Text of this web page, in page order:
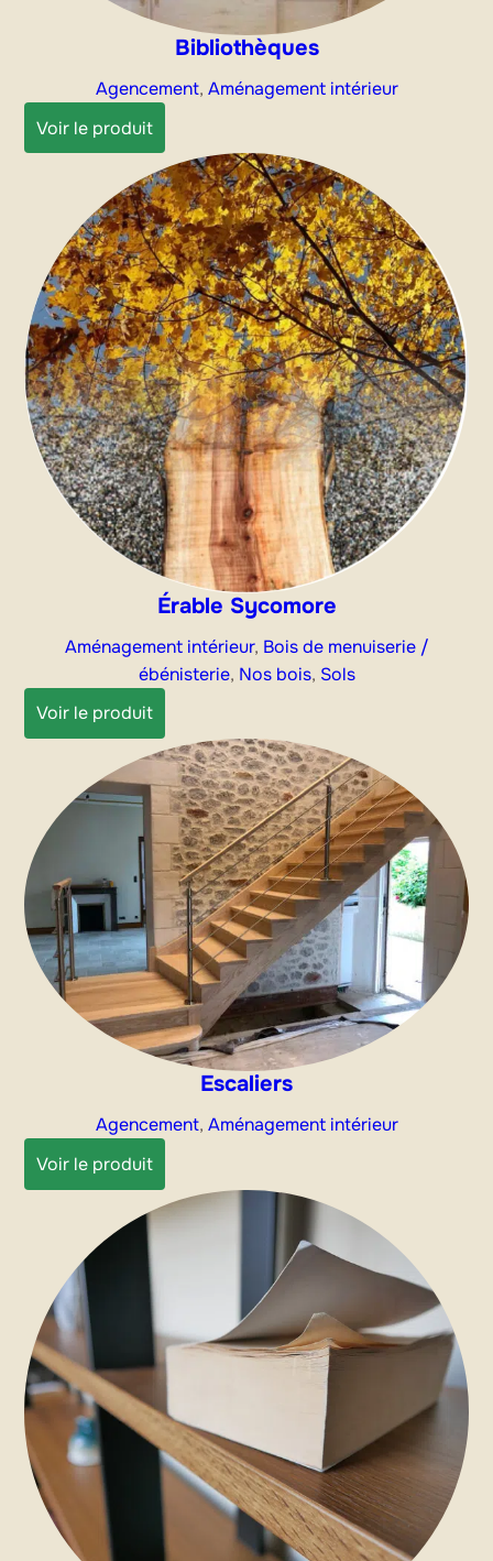
Bibliothèques
Agencement, Aménagement intérieur
Voir le produit:
Bibliothèques
Érable Sycomore
Aménagement intérieur, Bois de menuiserie /
ébénisterie, Nos bois, Sols
Voir le produit:
Érable
Sycomore
Escaliers
Agencement, Aménagement intérieur
Voir le produit:
Escaliers